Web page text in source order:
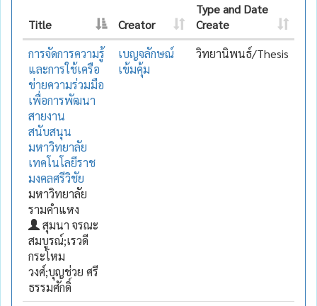
Title Creator
Type and Date
Create
การจัดการความรู้
และการใช้เครือ
ข่ายความร่วมมือ
เพื่อการพัฒนา
สายงาน
สนับสนุน
มหาวิทยาลัย
เทคโนโลยีราช
มงคลศรีวิชัย
มหาวิทยาลัย
รามคำแหง
สุมนา จรณะ
สมบูรณ์;เรวดี
กระโหม
วงศ์;บุญช่วย ศรี
ธรรมศักดิ์
เบญจลักษณ์
เข้มคุ้ม
วิทยานิพนธ์/Thesis